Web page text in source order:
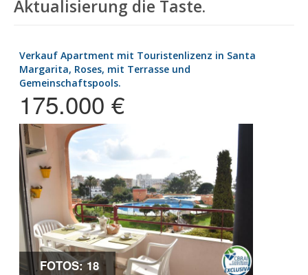
Aktualisierung die Taste.
Verkauf Apartment mit Touristenlizenz in Santa
Margarita, Roses, mit Terrasse und
Gemeinschaftspools.
175.000 €
FOTOS: 18